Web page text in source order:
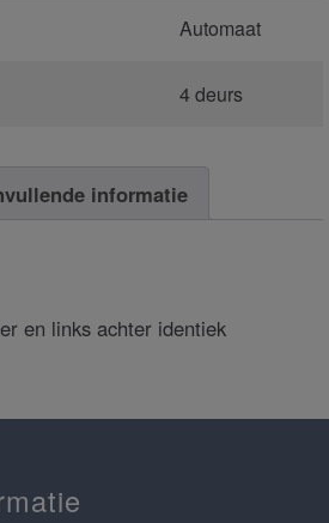
Automaat
4 deurs
informatie
en links achter identiek